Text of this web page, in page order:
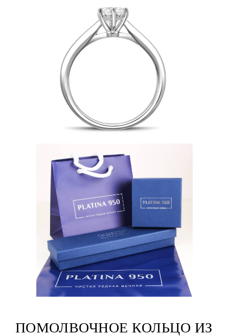
ПОМОЛВОЧНОЕ КОЛЬЦО ИЗ